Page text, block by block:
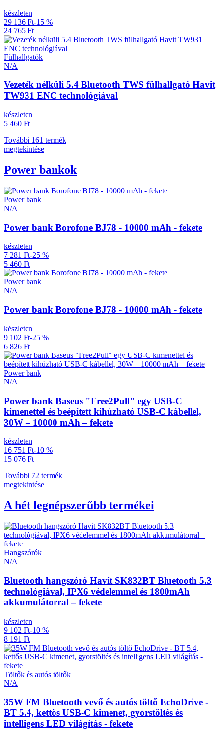
készleten
29 136 Ft-15 %
24 765 Ft
Fülhallgatók
N/A
Vezeték nélküli 5.4 Bluetooth TWS fülhallgató Havit
TW931 ENC technológiával
készleten
5 460 Ft
További 161 termék
megtekintése
Power bankok
Power bank
N/A
Power bank Borofone BJ78 - 10000 mAh - fekete
készleten
7 281 Ft-25 %
5 460 Ft
Power bank
N/A
Power bank Borofone BJ78 - 10000 mAh - fekete
készleten
9 102 Ft-25 %
6 826 Ft
Power bank
N/A
Power bank Baseus "Free2Pull" egy USB-C
kimenettel és beépített kihúzható USB-C kábellel,
30W – 10000 mAh – fekete
készleten
16 751 Ft-10 %
15 076 Ft
További 72 termék
megtekintése
A hét legnépszerűbb termékei
Hangszórók
N/A
Bluetooth hangszóró Havit SK832BT Bluetooth 5.3
technológiával, IPX6 védelemmel és 1800mAh
akkumulátorral – fekete
készleten
9 102 Ft-10 %
8 191 Ft
Töltők és autós töltők
N/A
35W FM Bluetooth vevő és autós töltő EchoDrive -
BT 5.4, kettős USB-C kimenet, gyorstöltés és
intelligens LED világítás - fekete